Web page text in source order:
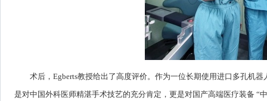
术后，Egberts教授给出了高度评价。作为一位长期使用进口多孔机
是对中国外科医师精湛手术技艺的充分肯定，更是对国产高端医疗装备 “